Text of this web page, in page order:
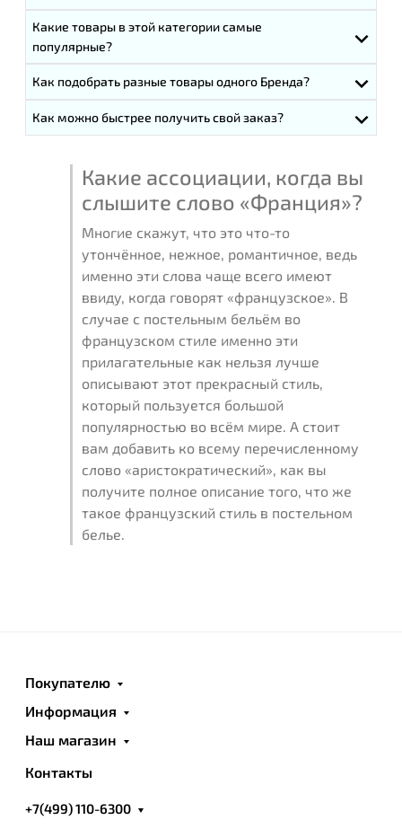
Какие товары в этой категории самые
популярные?
Как подобрать разные товары одного Бренда?
Как можно быстрее получить свой заказ?
Какие ассоциации, когда вы
слышите слово «Франция»?
Многие скажут, что это что-то
утончённое, нежное, романтичное, ведь
именно эти слова чаще всего имеют
ввиду, когда говорят «французское». В
случае с постельным бельём во
французском стиле именно эти
прилагательные как нельзя лучше
описывают этот прекрасный стиль,
который пользуется большой
популярностью во всём мире. А стоит
вам добавить ко всему перечисленному
слово «аристократический», как вы
получите полное описание того, что же
такое французский стиль в постельном
белье.
Покупателю
Информация
Наш магазин
Контакты
+7(499) 110-6300